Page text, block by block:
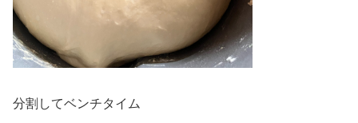
分割してベンチタイム